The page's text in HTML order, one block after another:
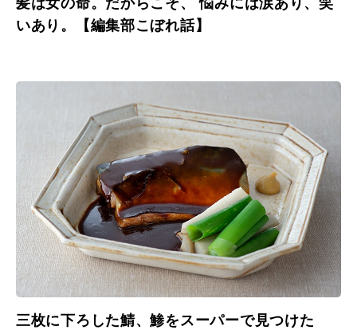
いあり。【編集部こぼれ話】
三枚に下ろした鯖、鯵をスーパーで見つけた